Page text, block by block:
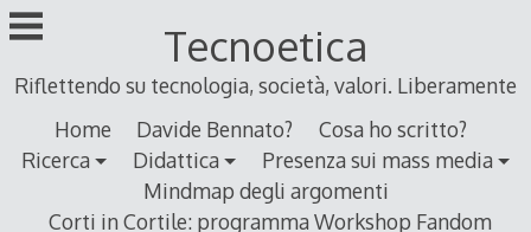
Skip
to
Tecnoetica
Riflettendo su tecnologia, società, valori. Liberamente
Home
Davide Bennato?
Cosa ho scritto?
Ricerca
Didattica
Presenza sui mass media
Mindmap degli argomenti
Corti in Cortile: programma Workshop Fandom